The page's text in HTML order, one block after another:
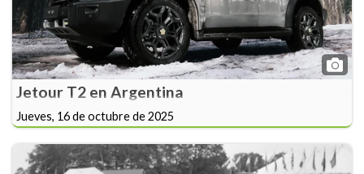
Jetour T2 en Argentina
Jueves, 16 de octubre de 2025